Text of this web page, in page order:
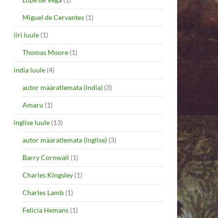
Miguel de Cervantes (1)
iiri luule (1)
Thomas Moore (1)
india luule (4)
autor määratlemata (india) (3)
Amaru (1)
inglise luule (13)
autor määratlemata (inglise) (3)
Barry Cornwall (1)
Charles Kingsley (1)
Charles Lamb (1)
Felicia Hemans (1)